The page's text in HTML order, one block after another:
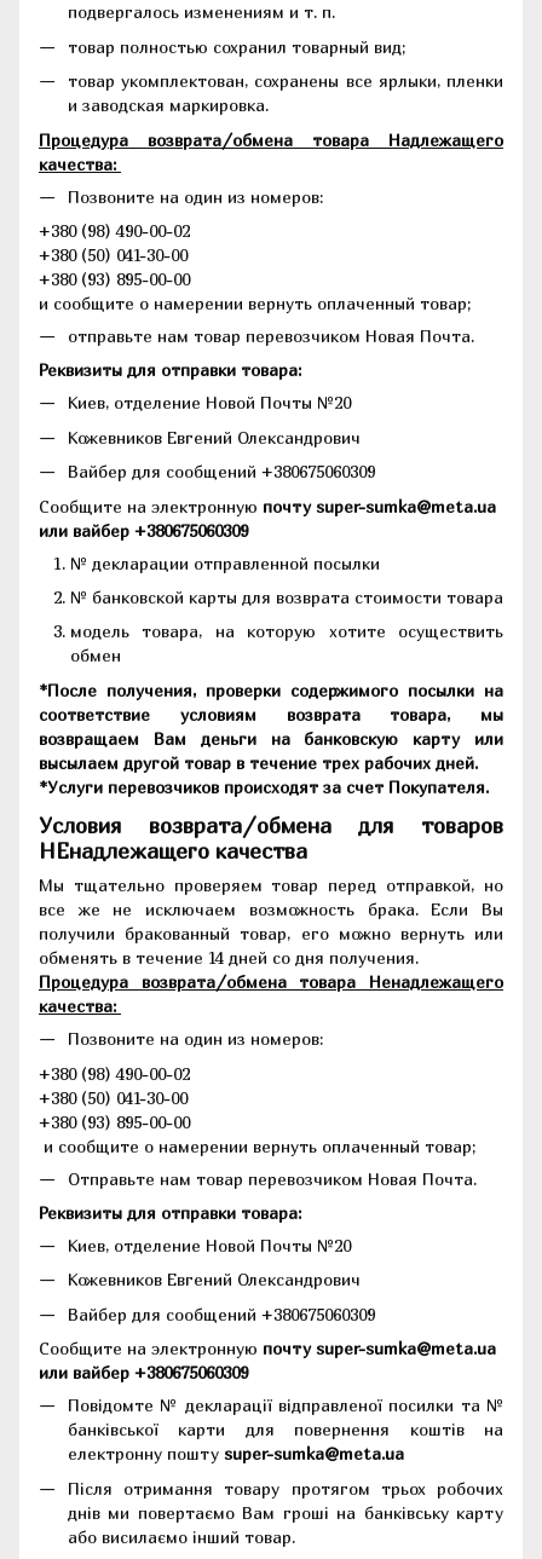
подвергалось изменениям и т. п.
товар полностью сохранил товарный вид;
товар укомплектован, сохранены все ярлыки, пленки
и заводская маркировка.
Процедура возврата/обмена товара Надлежащего
качества:
Позвоните на один из номеров:
+380 (98) 490-00-02
+380 (50) 041-30-00
+380 (93) 895-00-00
и сообщите о намерении вернуть оплаченный товар;
отправьте нам товар перевозчиком Новая Почта.
Реквизиты для отправки товара:
Киев, отделение Новой Почты №20
Кожевников Евгений Олександрович
Вайбер для сообщений +380675060309
Сообщите на электронную почту super-sumka@meta.ua
или вайбер +380675060309
№ декларации отправленной посылки
№ банковской карты для возврата стоимости товара
модель товара, на которую хотите осуществить
обмен
*После получения, проверки содержимого посылки на
соответствие условиям возврата товара, мы
возвращаем Вам деньги на банковскую карту или
высылаем другой товар в течение трех рабочих дней.
*Услуги перевозчиков происходят за счет Покупателя.
Условия возврата/обмена для товаров
НЕнадлежащего качества
Мы тщательно проверяем товар перед отправкой, но
все же не исключаем возможность брака. Если Вы
получили бракованный товар, его можно вернуть или
обменять в течение 14 дней со дня получения.
Процедура возврата/обмена товара Ненадлежащего
качества:
Позвоните на один из номеров:
+380 (98) 490-00-02
+380 (50) 041-30-00
+380 (93) 895-00-00
и сообщите о намерении вернуть оплаченный товар;
Отправьте нам товар перевозчиком Новая Почта.
Реквизиты для отправки товара:
Киев, отделение Новой Почты №20
Кожевников Евгений Олександрович
Вайбер для сообщений +380675060309
Сообщите на электронную почту super-sumka@meta.ua
или вайбер +380675060309
Повідомте № декларації відправленої посилки та №
банківської карти для повернення коштів на
електронну пошту super-sumka@meta.ua
Після отримання товару протягом трьох робочих
днів ми повертаємо Вам гроші на банківську карту
або висилаємо інший товар.